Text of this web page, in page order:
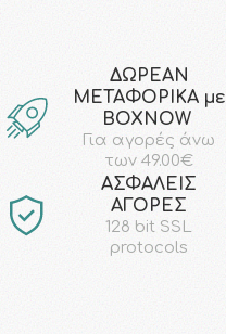
ΔΩΡΕΑΝ
ΜΕΤΑΦΟΡΙΚΑ με
ΒΟΧΝΟW
Για αγορές άνω
των 49.00€
AΣΦΑΛΕΙΣ
ΑΓΟΡΕΣ
128 bit SSL
protocols